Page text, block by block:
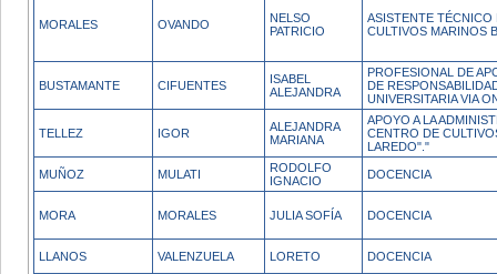
MORALES OVANDO
NELSO
PATRICIO
ASISTENTE TÉCNICO
CULTIVOS MARINOS
BUSTAMANTE CIFUENTES
ISABEL
ALEJANDRA
PROFESIONAL DE
DE
UNIVERSITARIA VIA
TELLEZ IGOR
ALEJANDRA
MARIANA
APOYO A LA
CENTRO DE
LAREDO"."
MUÑOZ MULATI
RODOLFO
IGNACIO
DOCENCIA
MORA MORALES JULIA SOFÍA DOCENCIA
LLANOS VALENZUELA LORETO DOCENCIA